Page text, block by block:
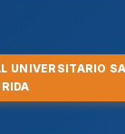
UNIVERSITARIO